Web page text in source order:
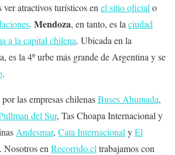
ver atractivos turísticos en el sitio oficial o
. Mendoza, en tanto, es la ciudad
a la capital chilena. Ubicada en la
es la 4º urbe más grande de Argentina y se
.
las empresas chilenasBuses Ahumada,
del Sur, Tas Choapa Internacional y
Andesmar, Cata Internacional yEl
. Nosotros en Recorrido.cl trabajamos con